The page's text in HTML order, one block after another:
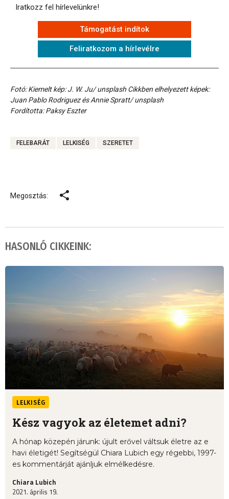
Iratkozz fel hírlevelünkre!
Támogatást indítok
Feliratkozom a hírlevélre
Fotó: Kiemelt kép: J. W. Ju/ unsplash Cikkben elhelyezett képek:
Juan Pablo Rodriguez és Annie Spratt/ unsplash
Fordította: Paksy Eszter
FELEBARÁT LELKISÉG SZERETET
Megosztás:
HASONLÓ CIKKEINK:
LELKISÉG
Kész vagyok az életemet adni?
A hónap közepén járunk: újult erővel váltsuk életre az e
havi életigét! Segítségül Chiara Lubich egy régebbi, 1997-
es kommentárját ajánljuk elmélkedésre.
Chiara Lubich
2021. április 19.